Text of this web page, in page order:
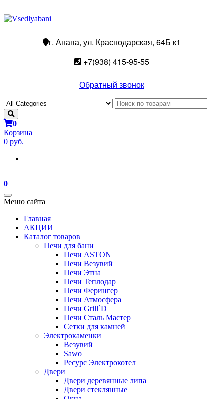
г. Анапа, ул. Краснодарская, 64Б к1
+7(938) 415-95-55
Обратный звонок
0
Корзина
0 руб.
0
Toggle
navigation
Меню сайта
Главная
АКЦИИ
Каталог товаров
Печи для бани
Печи ASTON
Печи Везувий
Печи Этна
Печи Теплодар
Печи Ферингер
Печи Атмосфера
Печи Grill`D
Печи Сталь Мастер
Сетки для камней
Электрокаменки
Везувий
Sawo
Ресурс Электрокотел
Двери
Двери деревянные липа
Двери стеклянные